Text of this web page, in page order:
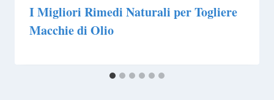
I Migliori Rimedi Naturali per Togliere
Macchie di Olio